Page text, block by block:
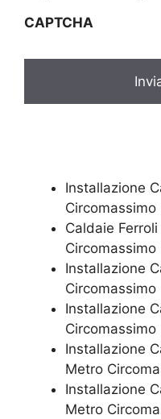
a
y
CAPTCHA
Installazione
Circomassimo
Caldaie
Circomassimo
Installazione
Circomassimo
Installazione
Circomassimo
Installazione
Metro
Installazione
Metro